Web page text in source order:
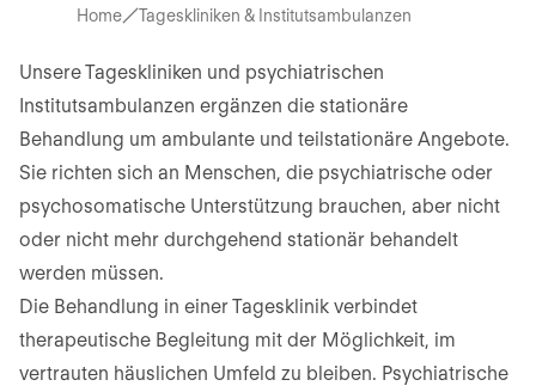
Home Tageskliniken & Institutsambulanzen
Unsere Tageskliniken und psychiatrischen
Institutsambulanzen ergänzen die stationäre
Behandlung um ambulante und teilstationäre Angebote.
Sie richten sich an Menschen, die psychiatrische oder
psychosomatische Unterstützung brauchen, aber nicht
oder nicht mehr durchgehend stationär behandelt
werden müssen.
Die Behandlung in einer Tagesklinik verbindet
therapeutische Begleitung mit der Möglichkeit, im
vertrauten häuslichen Umfeld zu bleiben. Psychiatrische